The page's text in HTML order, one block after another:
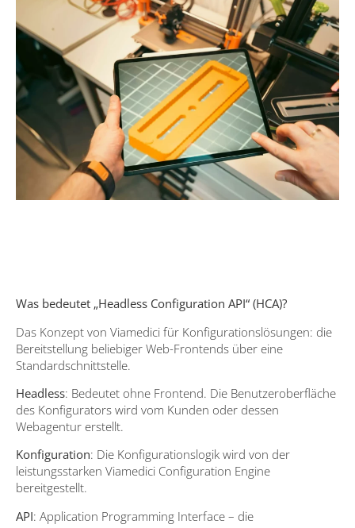
Was bedeutet „Headless Configuration API“ (HCA)?
Das Konzept von Viamedici für Konfigurationslösungen: die
Bereitstellung beliebiger Web-Frontends über eine
Standardschnittstelle.
Headless: Bedeutet ohne Frontend. Die Benutzeroberfläche
des Konfigurators wird vom Kunden oder dessen
Webagentur erstellt.
Konfiguration: Die Konfigurationslogik wird von der
leistungsstarken Viamedici Configuration Engine
bereitgestellt.
API: Application Programming Interface – die